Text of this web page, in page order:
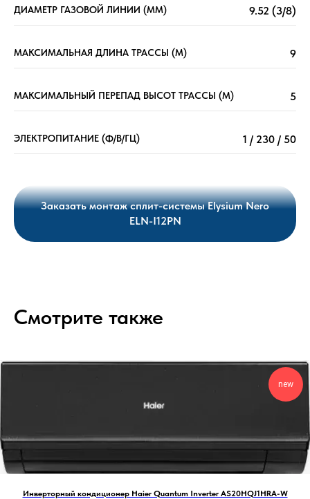
ДИАМЕТР ГАЗОВОЙ ЛИНИИ (ММ) 9.52 (3/8)
МАКСИМАЛЬНАЯ ДЛИНА ТРАССЫ (М) 9
МАКСИМАЛЬНЫЙ ПЕРЕПАД ВЫСОТ ТРАССЫ (М) 5
ЭЛЕКТРОПИТАНИЕ (Ф/В/ГЦ) 1 / 230 / 50
Заказать монтаж сплит-системы Elysium Nero
ELN-I12PN
Смотрите также
new
Инверторный кондиционер Haier Quantum Inverter AS20HQJ1HRA-W